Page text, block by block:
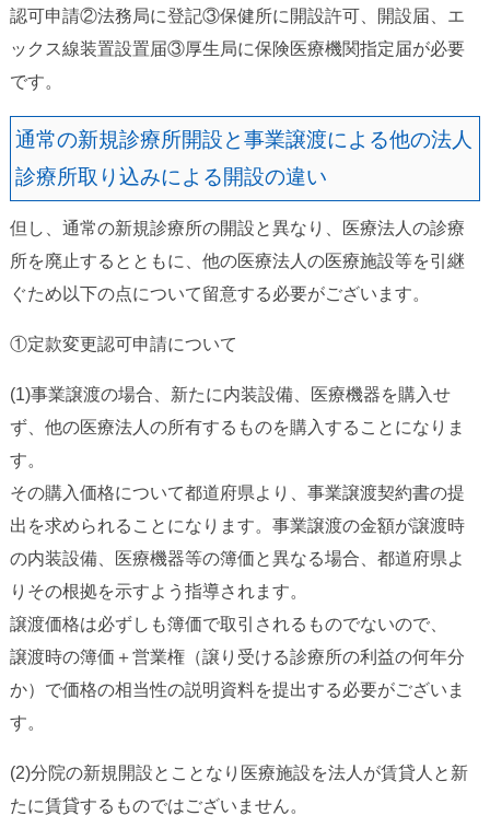
認可申請②法務局に登記③保健所に開設許可、開設届、エ
ックス線装置設置届③厚生局に保険医療機関指定届が必要
です。
通常の新規診療所開設と事業譲渡による他の法人
診療所取り込みによる開設の違い
但し、通常の新規診療所の開設と異なり、医療法人の診療
所を廃止するとともに、他の医療法人の医療施設等を引継
ぐため以下の点について留意する必要がございます。
①定款変更認可申請について
(1)事業譲渡の場合、新たに内装設備、医療機器を購入せ
ず、他の医療法人の所有するものを購入することになりま
す。
その購入価格について都道府県より、事業譲渡契約書の提
出を求められることになります。事業譲渡の金額が譲渡時
の内装設備、医療機器等の簿価と異なる場合、都道府県よ
りその根拠を示すよう指導されます。
譲渡価格は必ずしも簿価で取引されるものでないので、
譲渡時の簿価＋営業権（譲り受ける診療所の利益の何年分
か）で価格の相当性の説明資料を提出する必要がございま
す。
(2)分院の新規開設とことなり医療施設を法人が賃貸人と新
たに賃貸するものではございません。